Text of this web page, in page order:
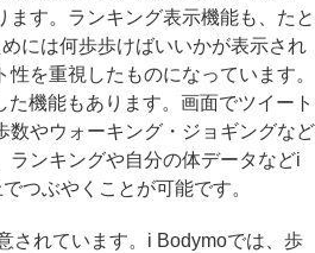
ます。ランキング表示機能も、たと
には何歩歩けばいいかが表示され
を重視したものになっています。
機能もあります。画面でツイート
数やウォーキング・ジョギングなど
ランキングや自分の体データなどi
つぶやくことが可能です。
されています。i Bodymoでは、歩